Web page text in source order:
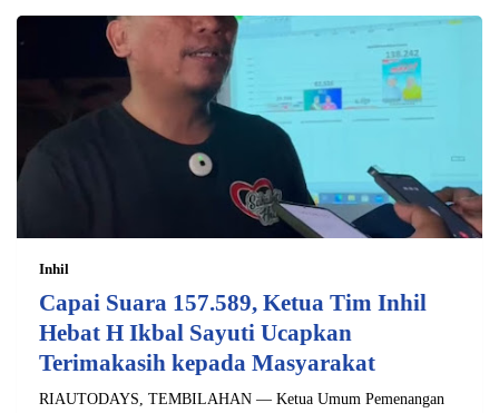
Inhil
Capai Suara 157.589, Ketua Tim Inhil
Hebat H Ikbal Sayuti Ucapkan
Terimakasih kepada Masyarakat
RIAUTODAYS, TEMBILAHAN — Ketua Umum Pemenangan